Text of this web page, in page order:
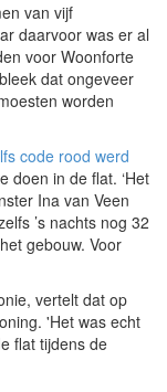
van vijf
daarvoor was er al
voor Woonforte
dat ongeveer
worden
code rood werd
doen in de flat. ‘Het
Ina van Veen
’s nachts nog 32
gebouw. Voor
vertelt dat op
'Het was echt
flat tijdens de